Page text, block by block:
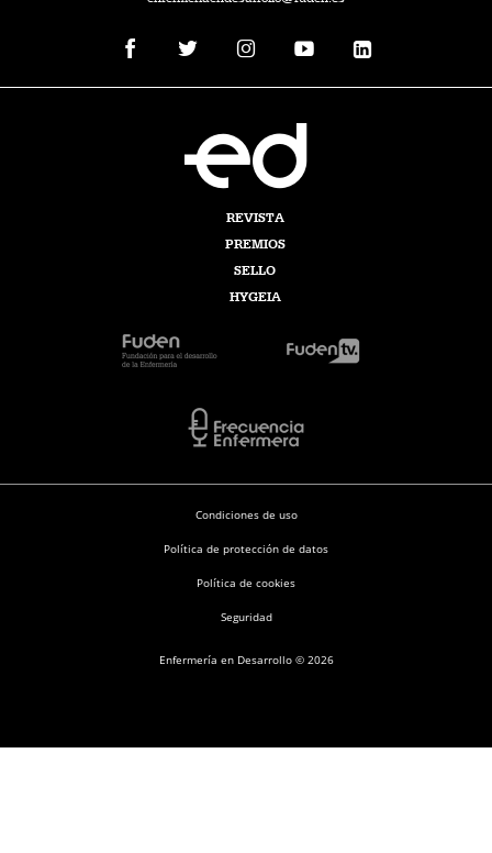
REVISTA
PREMIOS
SELLO
HYGEIA
Enfermería en Desarrollo © 2026
Condiciones de uso
Política de protección de datos
Política de cookies
Seguridad